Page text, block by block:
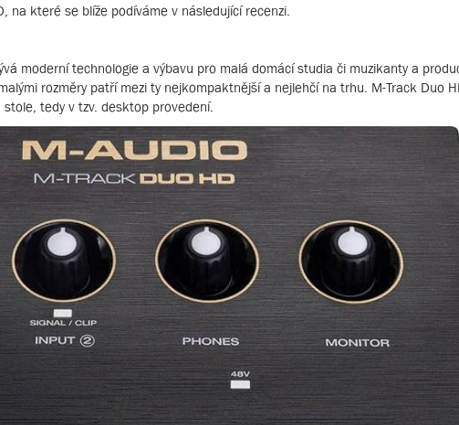
na které se blíže podíváme v následující recenzi.
moderní technologie a výbavu pro malá domácí studia či muzikanty a
rozměry patří mezi ty nejkompaktnější a nejlehčí na trhu. M-Track Duo
tedy v tzv. desktop provedení.